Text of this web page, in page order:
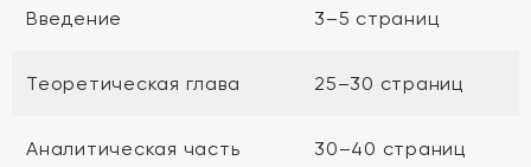
Введение 3–5 страниц
Теоретическая глава 25–30 страниц
Аналитическая часть 30–40 страниц